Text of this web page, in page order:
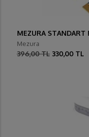
MEZURA STANDART
Mezura
396,00 TL 330,00 TL